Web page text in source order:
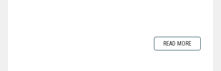
READ MORE